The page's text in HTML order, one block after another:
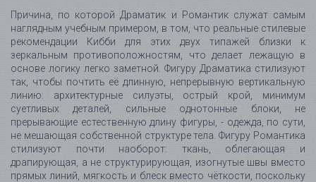
Причина, по которой Драматик и Романтик служат самым
наглядным учебным примером, в том, что реальные стилевые
рекомендации Кибби для этих двух типажей близки к
зеркальным противоположностям, что делает лежащую в
основе логику легко заметной. Фигуру Драматика стилизуют
так, чтобы почтить её длинную, непрерывную вертикальную
линию: архитектурные силуэты, острый крой, минимум
суетливых деталей, сильные однотонные блоки, не
прерывающие естественную длину фигуры, - одежда, по сути,
не мешающая собственной структуре тела. Фигуру Романтика
стилизуют почти наоборот: ткань, облегающая и
драпирующая, а не структурирующая, изогнутые швы вместо
прямых линий, мягкость и блеск вместо чёткости, поскольку